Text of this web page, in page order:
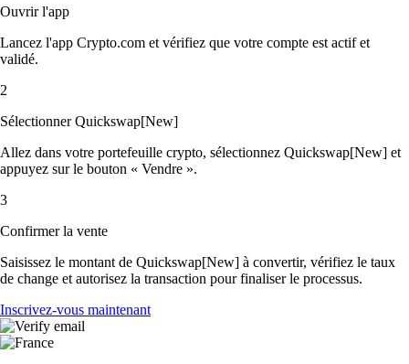
Ouvrir l'app
Lancez l'app Crypto.com et vérifiez que votre compte est actif et
validé.
2
Sélectionner Quickswap[New]
Allez dans votre portefeuille crypto, sélectionnez Quickswap[New] et
appuyez sur le bouton « Vendre ».
3
Confirmer la vente
Saisissez le montant de Quickswap[New] à convertir, vérifiez le taux
de change et autorisez la transaction pour finaliser le processus.
Inscrivez-vous maintenant